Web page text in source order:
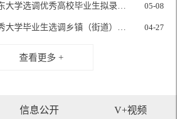
05-08
04-27
查看更多 +
信息公开 V+视频